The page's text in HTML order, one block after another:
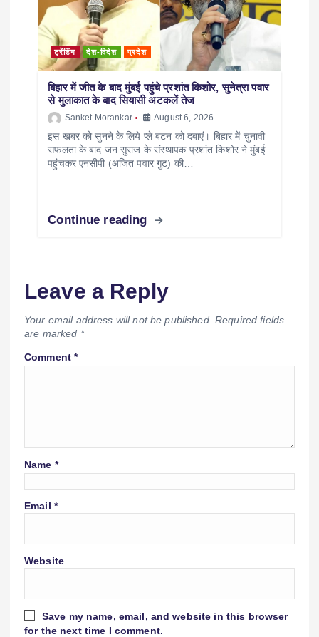
ट्रेंडिंग देश-विदेश प्रदेश
बिहार में जीत के बाद मुंबई पहुंचे प्रशांत किशोर, सुनेत्रा पवार
से मुलाकात के बाद सियासी अटकलें तेज
Sanket Morankar August 6, 2026
इस खबर को सुनने के लिये प्ले बटन को दबाएं। बिहार में चुनावी
सफलता के बाद जन सुराज के संस्थापक प्रशांत किशोर ने मुंबई
पहुंचकर एनसीपी (अजित पवार गुट) की…
Continue reading
Leave a Reply
Your email address will not be published. Required fields
are marked *
Comment*
Name *
Email *
Website
Save my name, email, and website in this browser
for the next time I comment.